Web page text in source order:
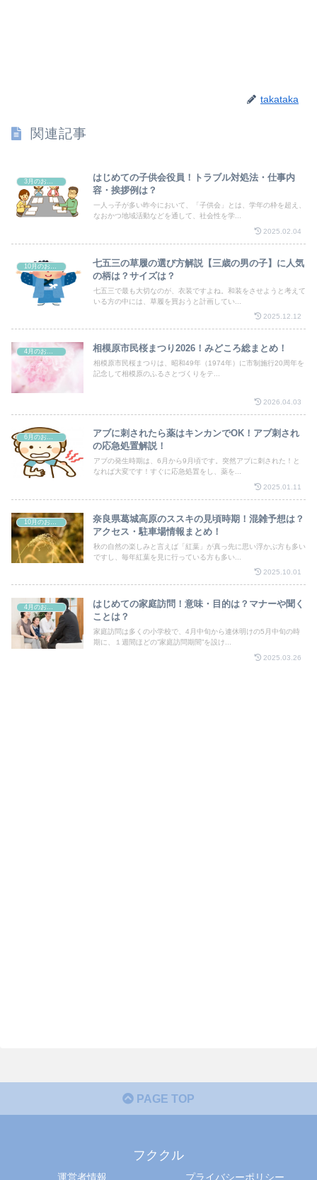
takataka
関連記事
はじめての子供会役員！トラブル対処法・仕事内
容・挨拶例は？
一人っ子が多い昨今において、「子供会」とは、学年の枠を超え、
なおかつ地域活動などを通して、社会性を学...
2025.02.04
七五三の草履の選び方解説【三歳の男の子】に人気
の柄は？サイズは？
七五三で最も大切なのが、衣装ですよね。和装をさせようと考えて
いる方の中には、草履を買おうと計画してい...
2025.12.12
4月のお祭り 相模原市民桜まつり2026！みどころ総まとめ！
相模原市民桜まつりは、昭和49年（1974年）に市制施行20周年を
記念して相模原のふるさとづくりをテ...
2026.04.03
アブに刺されたら薬はキンカンでOK！アブ刺され
の応急処置解説！
アブの発生時期は、6月から9月頃です。突然アブに刺された！と
なれば大変です！すぐに応急処置をし、薬を...
2025.01.11
奈良県葛城高原のススキの見頃時期！混雑予想は？
アクセス・駐車場情報まとめ！
秋の自然の楽しみと言えば「紅葉」が真っ先に思い浮かぶ方も多い
ですし、毎年紅葉を見に行っている方も多い...
2025.10.01
4月のお祭り
はじめての家庭訪問！意味・目的は？マナーや聞く
ことは？
家庭訪問は多くの小学校で、4月中旬から連休明けの5月中旬の時
期に、１週間ほどの”家庭訪問期間”を設け...
2025.03.26
PAGE TOP
フククル
運営者情報 プライバシーポリシー